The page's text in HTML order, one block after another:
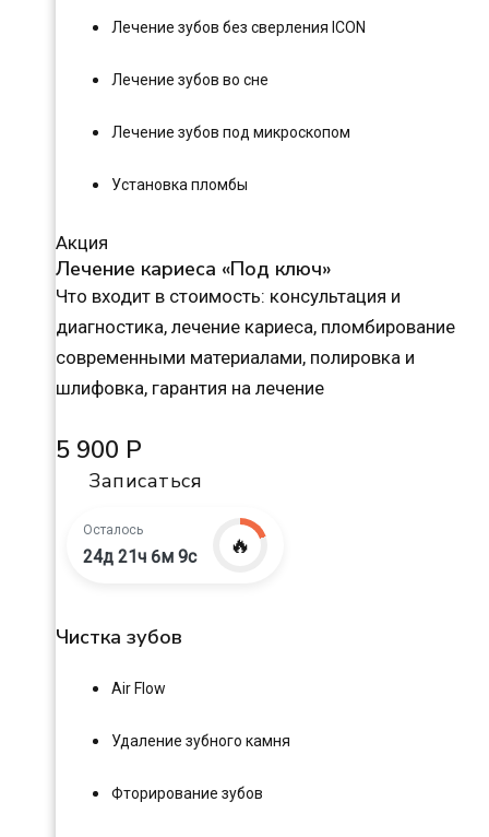
Лечение зубов без сверления ICON
Лечение зубов во сне
Лечение зубов под микроскопом
Установка пломбы
Акция
Лечение кариеса «Под ключ»
Что входит в стоимость: консультация и
диагностика, лечение кариеса, пломбирование
современными материалами, полировка и
шлифовка, гарантия на лечение
5 900 Р
Записаться
Осталось
24д 21ч 6м 8с 🔥
Чистка зубов
Air Flow
Удаление зубного камня
Фторирование зубов